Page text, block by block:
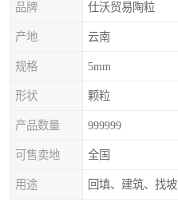
品牌 仕沃贸易陶粒
产地 云南
规格 5mm
形状 颗粒
产品数量 999999
可售卖地 全国
用途 回填、建筑、找坡